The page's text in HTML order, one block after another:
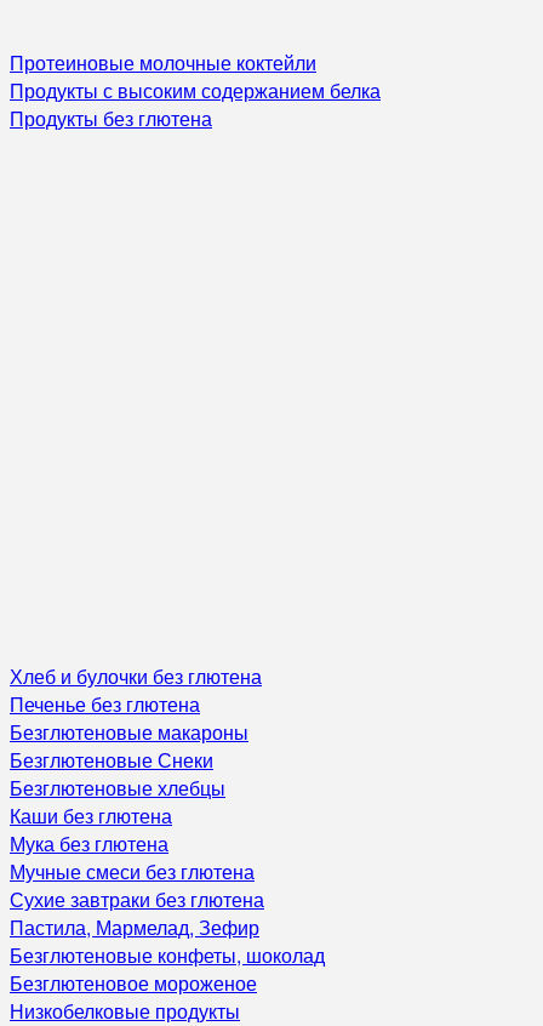
Протеиновые молочные коктейли
Продукты с высоким содержанием белка
Продукты без глютена
Хлеб и булочки без глютена
Печенье без глютена
Безглютеновые макароны
Безглютеновые Снеки
Безглютеновые хлебцы
Каши без глютена
Мука без глютена
Мучные смеси без глютена
Сухие завтраки без глютена
Пастила, Мармелад, Зефир
Безглютеновые конфеты, шоколад
Безглютеновое мороженое
Низкобелковые продукты